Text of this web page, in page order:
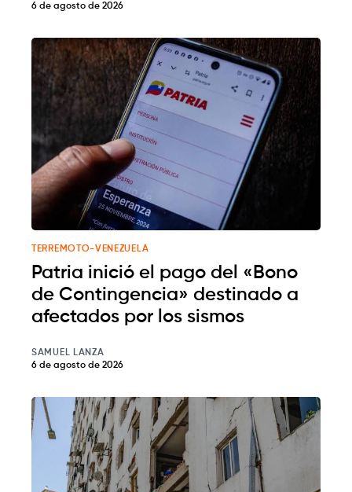
6 de agosto de 2026
TERREMOTO-VENEZUELA
Patria inició el pago del «Bono
de Contingencia» destinado a
afectados por los sismos
SAMUEL LANZA
6 de agosto de 2026